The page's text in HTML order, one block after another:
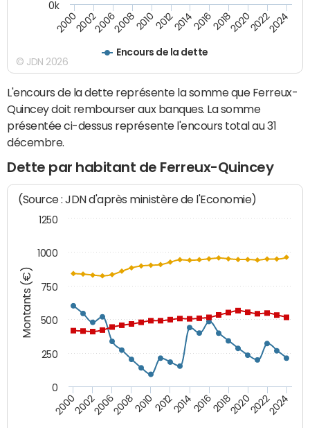
Encours de la dette
200020022006200820102012201420162018202020222024
0k
© JDN 2026
L'encours de la dette représente la somme que Ferreux-
Quincey doit rembourser aux banques. La somme
présentée ci-dessus représente l'encours total au 31
décembre.
Dette par habitant de Ferreux-Quincey
Montants (€)
(Source : JDN d'après ministère de l'Economie)
200020022006200820102012201420162018202020222024
0
250
500
750
1000
1250